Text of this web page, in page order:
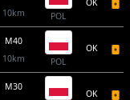
10km
POL
OK
M40
10km
POL
OK
M30
OK